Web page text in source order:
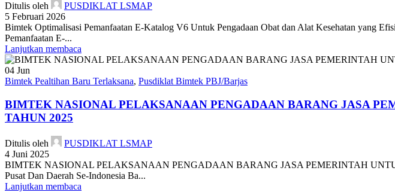
Ditulis oleh
PUSDIKLAT LSMAP
5 Februari 2026
Bimtek Optimalisasi Pemanfaatan E‑Katalog V6 Untuk Pengadaan Obat dan Alat Kesehatan yang
Pemanfaatan E‑...
Lanjutkan membaca
04 Jun
Bimtek Pealtihan Baru Terlaksana, Pusdiklat Bimtek PBJ/Barjas
BIMTEK NASIONAL PELAKSANAAN PENGADAAN BARANG JASA
TAHUN 2025
Ditulis oleh
PUSDIKLAT LSMAP
4 Juni 2025
BIMTEK NASIONAL PELAKSANAAN PENGADAAN BARANG JASA PEMERINTAH
Pusat Dan Daerah Se-Indonesia Ba...
Lanjutkan membaca